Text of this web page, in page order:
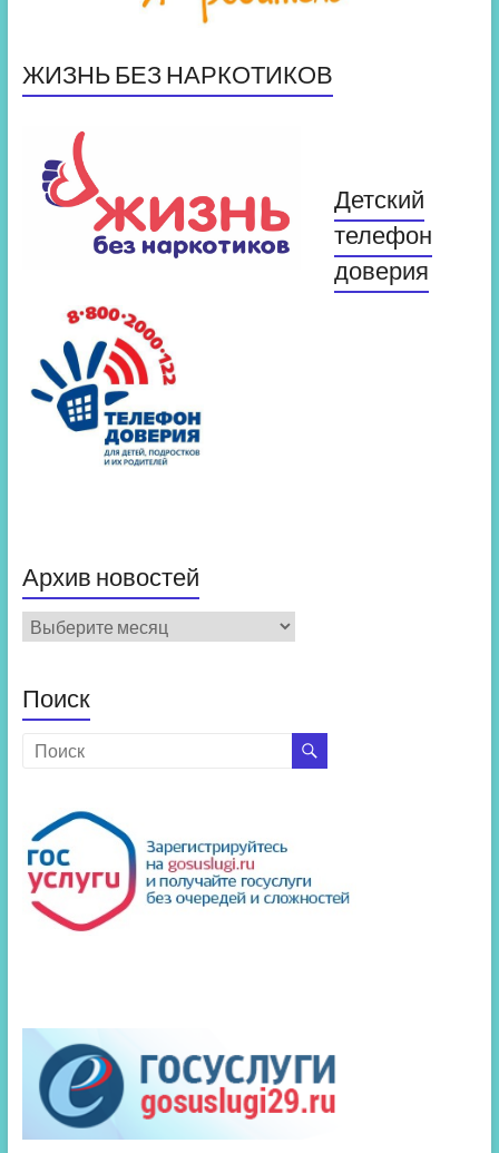
ЖИЗНЬ БЕЗ НАРКОТИКОВ
Детский
телефон
доверия
Архив новостей
Архив
новостей
Поиск